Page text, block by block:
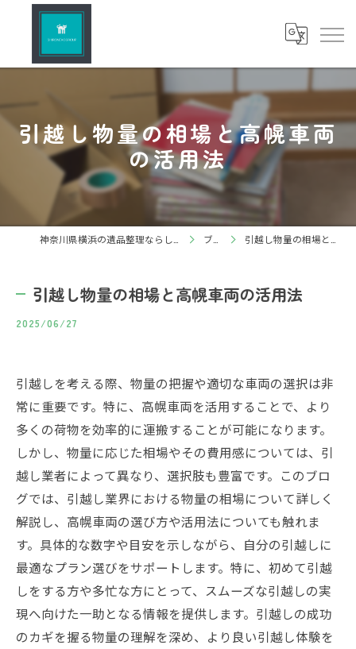
引越し物量の相場と高幌車両
の活用法
ブログ 引越し物量の相場と高幌車両の活用法
引越し物量の相場と高幌車両の活用法
2025/06/27
引越しを考える際、物量の把握や適切な車両の選択は非
常に重要です。特に、高幌車両を活用することで、より
多くの荷物を効率的に運搬することが可能になります。
しかし、物量に応じた相場やその費用感については、引
越し業者によって異なり、選択肢も豊富です。このブロ
グでは、引越し業界における物量の相場について詳しく
解説し、高幌車両の選び方や活用法についても触れま
す。具体的な数字や目安を示しながら、自分の引越しに
最適なプラン選びをサポートします。特に、初めて引越
しをする方や多忙な方にとって、スムーズな引越しの実
現へ向けた一助となる情報を提供します。引越しの成功
のカギを握る物量の理解を深め、より良い引越し体験を